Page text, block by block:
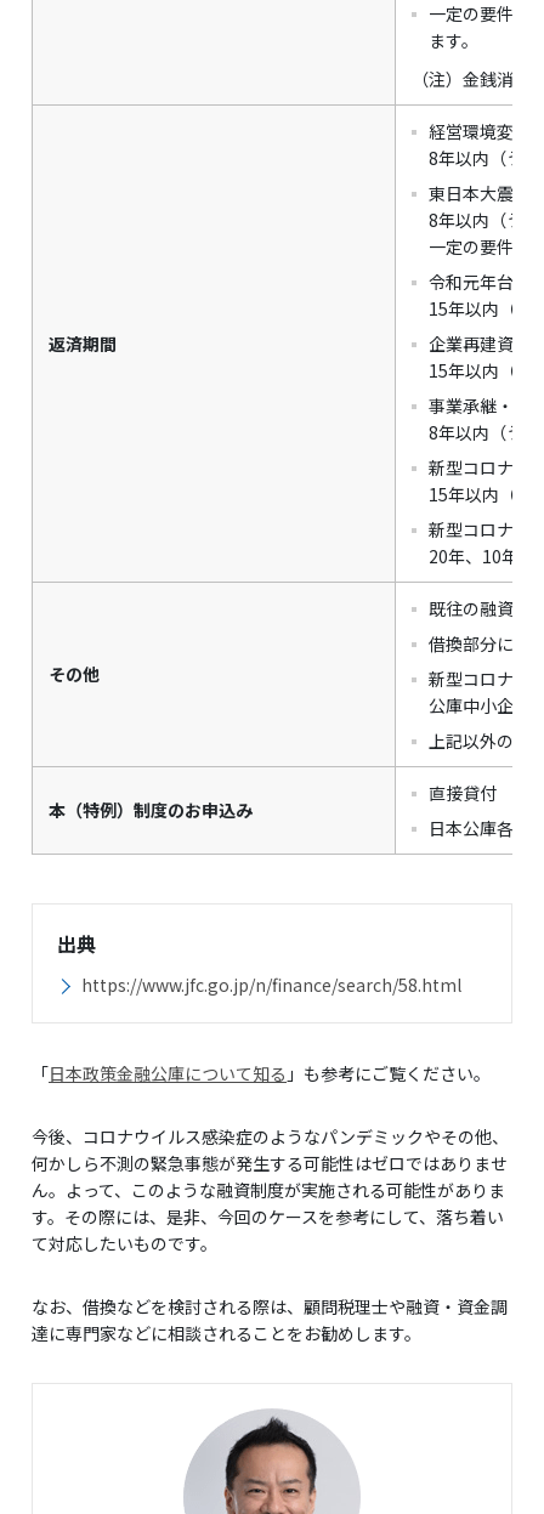
一定の要件に
ます。
（注）金銭消
返済期間
経営環境変化
8年以内（う
東日本大震災
8年以内（う
一定の要件に
令和元年台風
15年以内（う
企業再建資金
15年以内（一
事業承継・集
8年以内（う
新型コロナウ
15年以内（う
新型コロナウ
20年、10年ま
その他
既往の融資に
借換部分に対
新型コロナウ
公庫中小企業
上記以外の貸
本（特例）制度のお申込み
直接貸付
日本公庫各支
出典
https://www.jfc.go.jp/n/finance/search/58.html
「日本政策金融公庫について知る 」も参考にご覧ください。
今後、コロナウイルス感染症のようなパンデミックやその他、
何かしら不測の緊急事態が発生する可能性はゼロではありませ
ん。よって、このような融資制度が実施される可能性がありま
す。その際には、是非、今回のケースを参考にして、落ち着い
て対応したいものです。
なお、借換などを検討される際は、顧問税理士や融資・資金調
達に専門家などに相談されることをお勧めします。